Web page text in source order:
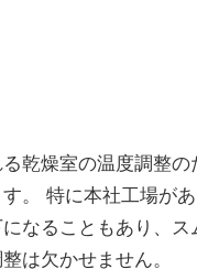
乾燥室の温度調整
。 特に本社工場が
なることもあり、
は欠かせません。